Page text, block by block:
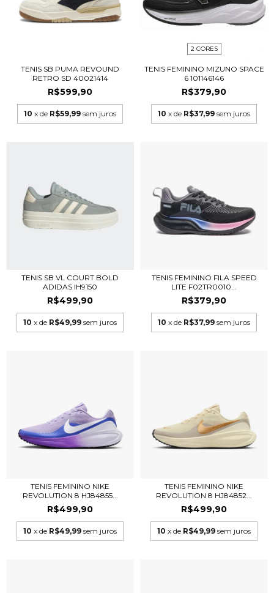
TENIS SB PUMA REVOUND
RETRO SD 40021414
R$599,90
10 x de R$59,99 sem juros
2 CORES
TENIS FEMININO MIZUNO SPACE
6 101146146
R$379,90
10 x de R$37,99 sem juros
TENIS SB VL COURT BOLD
ADIDAS IH9150
R$499,90
10 x de R$49,99 sem juros
TENIS FEMININO FILA SPEED
LITE F02TR0010...
R$379,90
10 x de R$37,99 sem juros
TENIS FEMININO NIKE
REVOLUTION 8 HJ84855...
R$499,90
10 x de R$49,99 sem juros
TENIS FEMININO NIKE
REVOLUTION 8 HJ84852...
R$499,90
10 x de R$49,99 sem juros